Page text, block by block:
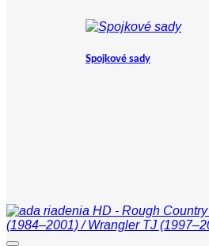
Spojkové sady